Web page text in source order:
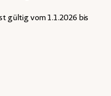
gültig vom 1.1.2026 bis